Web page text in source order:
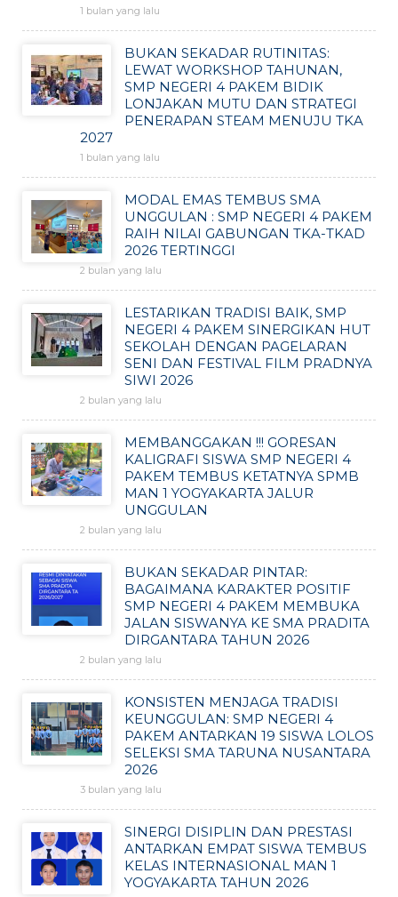
1 bulan yang lalu
BUKAN SEKADAR RUTINITAS:
LEWAT WORKSHOP TAHUNAN,
SMP NEGERI 4 PAKEM BIDIK
LONJAKAN MUTU DAN STRATEGI
PENERAPAN STEAM MENUJU TKA
2027
1 bulan yang lalu
MODAL EMAS TEMBUS SMA
UNGGULAN : SMP NEGERI 4 PAKEM
RAIH NILAI GABUNGAN TKA-TKAD
2026 TERTINGGI
2 bulan yang lalu
LESTARIKAN TRADISI BAIK, SMP
NEGERI 4 PAKEM SINERGIKAN HUT
SEKOLAH DENGAN PAGELARAN
SENI DAN FESTIVAL FILM PRADNYA
SIWI 2026
2 bulan yang lalu
MEMBANGGAKAN !!! GORESAN
KALIGRAFI SISWA SMP NEGERI 4
PAKEM TEMBUS KETATNYA SPMB
MAN 1 YOGYAKARTA JALUR
UNGGULAN
2 bulan yang lalu
BUKAN SEKADAR PINTAR:
BAGAIMANA KARAKTER POSITIF
SMP NEGERI 4 PAKEM MEMBUKA
JALAN SISWANYA KE SMA PRADITA
DIRGANTARA TAHUN 2026
2 bulan yang lalu
KONSISTEN MENJAGA TRADISI
KEUNGGULAN: SMP NEGERI 4
PAKEM ANTARKAN 19 SISWA LOLOS
SELEKSI SMA TARUNA NUSANTARA
2026
3 bulan yang lalu
SINERGI DISIPLIN DAN PRESTASI
ANTARKAN EMPAT SISWA TEMBUS
KELAS INTERNASIONAL MAN 1
YOGYAKARTA TAHUN 2026